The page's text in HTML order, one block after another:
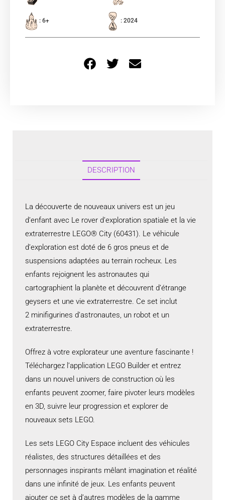
: 6+ : 2024
DESCRIPTION
La découverte de nouveaux univers est un jeu
d’enfant avec Le rover d’exploration spatiale et la vie
extraterrestre LEGO® City (60431). Le véhicule
d’exploration est doté de 6 gros pneus et de
suspensions adaptées au terrain rocheux. Les
enfants rejoignent les astronautes qui
cartographient la planète et découvrent d’étrange
geysers et une vie extraterrestre. Ce set inclut
2 minifigurines d’astronautes, un robot et un
extraterrestre.
Offrez à votre explorateur une aventure fascinante !
Téléchargez l’application LEGO Builder et entrez
dans un nouvel univers de construction où les
enfants peuvent zoomer, faire pivoter leurs modèles
en 3D, suivre leur progression et explorer de
nouveaux sets LEGO.
Les sets LEGO City Espace incluent des véhicules
réalistes, des structures détaillées et des
personnages inspirants mêlant imagination et réalité
dans une infinité de jeux. Les enfants peuvent
ajouter ce set à d’autres modèles de la gamme